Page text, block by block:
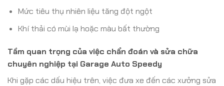
Mức tiêu thụ nhiên liệu tăng đột ngột
Khí thải có mùi lạ hoặc màu bất thường
Tầm quan trọng của việc chẩn đoán và sửa chữa
chuyên nghiệp tại Garage Auto Speedy
Khi gặp các dấu hiệu trên, việc đưa xe đến các xưởng sửa